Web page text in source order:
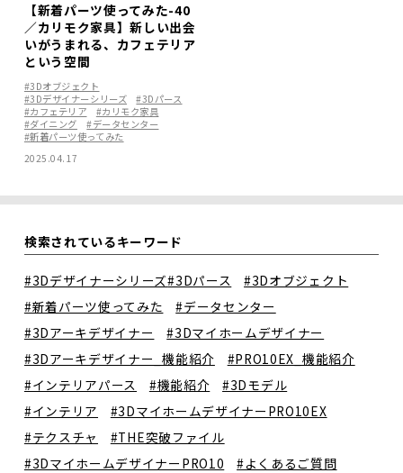
【新着パーツ使ってみた-40
／カリモク家具】新しい出会
いがうまれる、カフェテリア
という空間
#3Dオブジェクト
#3Dデザイナーシリーズ
#3Dパース
#カフェテリア
#カリモク家具
#ダイニング
#データセンター
#新着パーツ使ってみた
2025.04.17
検索されているキーワード
#3Dデザイナーシリーズ#3Dパース
#3Dオブジェクト
#新着パーツ使ってみた
#データセンター
#3Dアーキデザイナー
#3Dマイホームデザイナー
#3Dアーキデザイナー_機能紹介
#PRO10EX_機能紹介
#インテリアパース
#機能紹介
#3Dモデル
#インテリア
#3DマイホームデザイナーPRO10EX
#テクスチャ
#THE突破ファイル
#3DマイホームデザイナーPRO10
#よくあるご質問